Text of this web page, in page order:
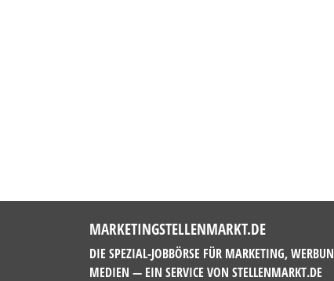
MARKETINGSTELLENMARKT.DE
DIE SPEZIAL-JOBBÖRSE FÜR MARKETING,
MEDIEN — EIN SERVICE VON STELLENMARKT.DE